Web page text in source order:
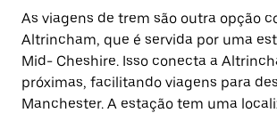
As viagens de trem são outra opção
Altrincham, que é servida por uma
Mid- Cheshire. Isso conecta a
próximas, facilitando viagens para
Manchester. A estação tem uma